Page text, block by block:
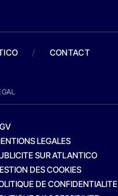
/ CONTACT
LEGALES
SUR ATLANTICO
DES COOKIES
DE CONFIDENTIALITE